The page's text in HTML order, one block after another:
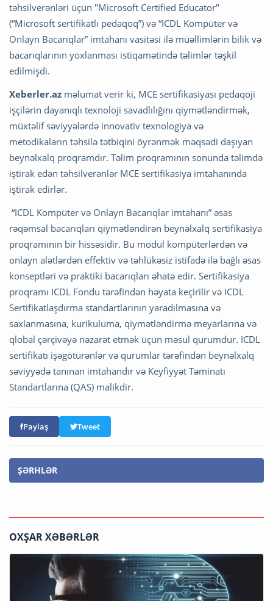
təhsilverənləri üçün "Microsoft Certified Educator"
(“Microsoft sertifikatlı pedaqoq”) və “ICDL Kompüter və
Onlayn Bacarıqlar” imtahanı vasitəsi ilə müəllimlərin bilik və
bacarıqlarının yoxlanması istiqamətində təlimlər təşkil
edilmişdi.
Xeberler.az məlumat verir ki, MCE sertifikasiyası pedaqoji
işçilərin dayanıqlı texnoloji savadlılığını qiymətləndirmək,
müxtəlif səviyyələrdə innovativ texnologiya və
metodikaların təhsilə tətbiqini öyrənmək məqsədi daşıyan
beynəlxalq proqramdır. Təlim proqramının sonunda təlimdə
iştirak edən təhsilverənlər MCE sertifikasiya imtahanında
iştirak edirlər.
“ICDL Kompüter və Onlayn Bacarıqlar imtahanı” əsas
rəqəmsal bacarıqları qiymətləndirən beynəlxalq sertifikasiya
proqramının bir hissəsidir. Bu modul kompüterlərdən və
onlayn alətlərdən effektiv və təhlükəsiz istifadə ilə bağlı əsas
konseptləri və praktiki bacarıqları əhatə edir. Sertifikasiya
proqramı ICDL Fondu tərəfindən həyata keçirilir və ICDL
Sertifikatlaşdırma standartlarının yaradılmasına və
saxlanmasına, kurikuluma, qiymətləndirmə meyarlarına və
qlobal çərçivəyə nəzarət etmək üçün məsul qurumdur. ICDL
sertifikatı işəgötürənlər və qurumlar tərəfindən beynəlxalq
səviyyədə tanınan imtahandır və Keyfiyyət Təminatı
Standartlarına (QAS) malikdir.
Paylaş Tweet
ŞƏRHLƏR
OXŞAR XƏBƏRLƏR